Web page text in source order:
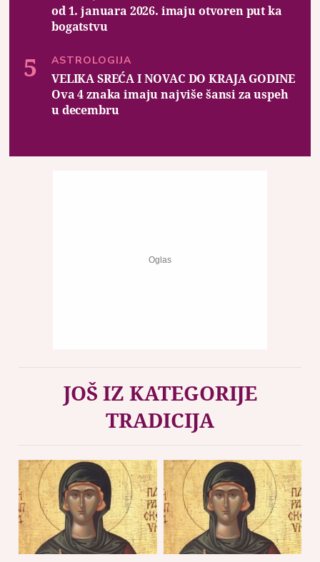
od 1. januara 2026. imaju otvoren put ka
bogatstvu
ASTROLOGIJA
VELIKA SREĆA I NOVAC DO KRAJA GODINE
Ova 4 znaka imaju najviše šansi za uspeh
u decembru
JOŠ IZ KATEGORIJE
TRADICIJA